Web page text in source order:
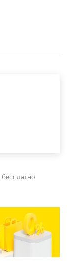
бесплатно